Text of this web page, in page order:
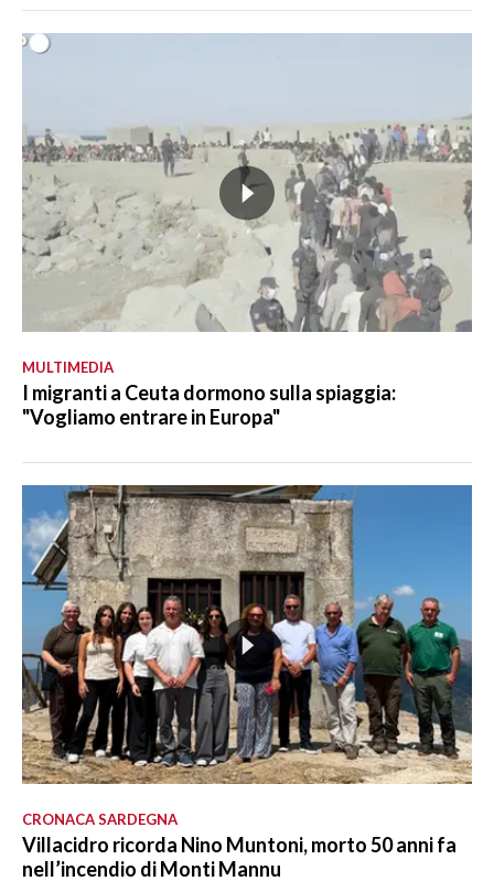
MULTIMEDIA
I migranti a Ceuta dormono sulla spiaggia:
"Vogliamo entrare in Europa"
CRONACA SARDEGNA
Villacidro ricorda Nino Muntoni, morto 50 anni fa
nell’incendio di Monti Mannu